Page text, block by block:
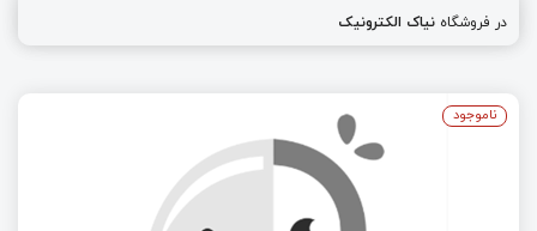
در فروشگاه نیاک الکترونیک
ناموجود